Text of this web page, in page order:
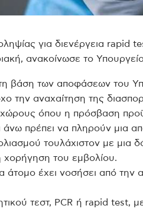
για διενέργεια
ανακοίνωσε το
βάση των αποφάσεων του
την αναχαίτηση της
όπου η πρόσβαση
άνω πρέπει να πληρούν μια
τουλάχιστον με μια
του εμβολίου.
άτομο έχει νοσήσει από την
τεστ, PCR ή rapid test,